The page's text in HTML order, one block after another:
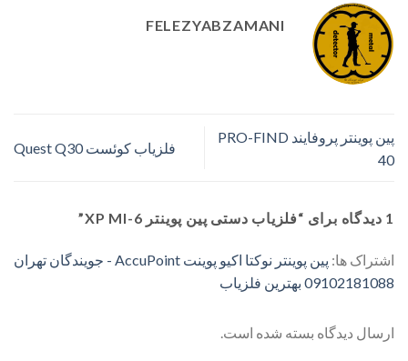
FELEZYABZAMANI
پین پوینتر پروفایند PRO-FIND
40
فلزیاب کوئست Quest Q30
1 دیدگاه برای “ فلزیاب دستی پین پوینتر XP MI-6 ”
اشتراک ها:
پین پوینتر نوکتا اکیو پوینت AccuPoint - جویندگان تهران
09102181088 بهترین فلزیاب
ارسال دیدگاه بسته شده است.